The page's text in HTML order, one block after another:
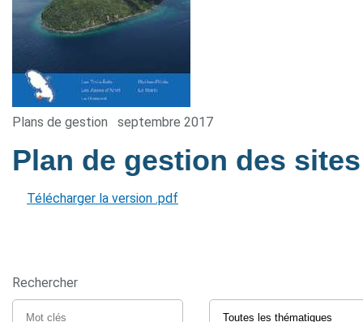
Plans de gestion septembre 2017
Plan de gestion des
Télécharger la version .pdf
Rechercher